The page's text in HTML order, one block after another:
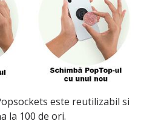
este reutilizabil si
la 100 de ori.